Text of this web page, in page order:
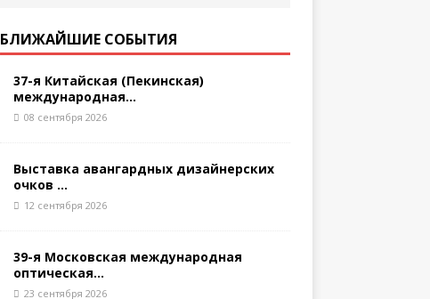
БЛИЖАЙШИЕ СОБЫТИЯ
37-я Китайская (Пекинская)
международная...
08 сентября 2026
Выставка авангардных дизайнерских
очков ...
12 сентября 2026
39-я Московская международная
оптическая...
23 сентября 2026